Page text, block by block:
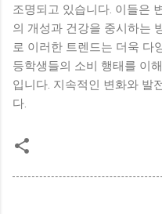
조명되고 있습니다. 이들은
의 개성과 건강을 중시하는
로 이러한 트렌드는 더욱 다
등학생들의 소비 행태를 이
입니다. 지속적인 변화와 발
다.